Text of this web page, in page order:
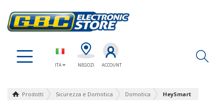
ITA NEGOZI ACCOUNT
Prodotti Sicurezza e Domotica Domotica HeySmart